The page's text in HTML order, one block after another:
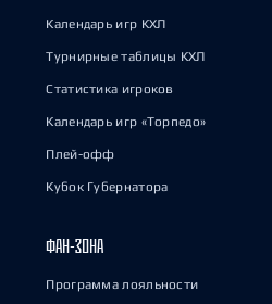
Календарь игр КХЛ
Турнирные таблицы КХЛ
Статистика игроков
Календарь игр «Торпедо»
Плей-офф
Кубок Губернатора
ФАН-ЗОНА
Программа лояльности